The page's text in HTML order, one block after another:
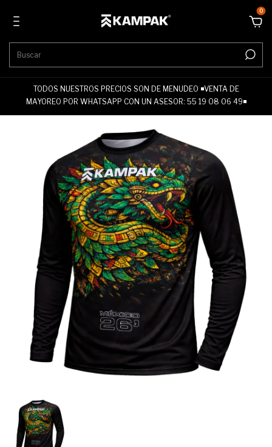
0
TODOS NUESTROS PRECIOS SON DE MENUDEO ◾VENTA DE
MAYOREO POR WHATSAPP CON UN ASESOR: 55 19 08 06 49◾